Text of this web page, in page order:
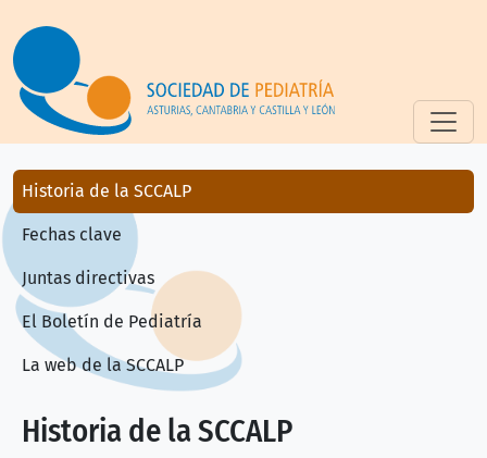
Historia de la SCCALP
Historia de la SCCALP
Fechas clave
Juntas directivas
El Boletín de Pediatría
La web de la SCCALP
Historia de la SCCALP